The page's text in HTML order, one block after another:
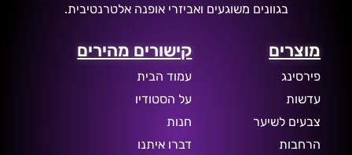
בגוונים משוגעים ואביזרי אופנה אלטרנטיבית.
מוצרים
פירסינג
עדשות
צבעים לשיער
הרחבות
קישורים מהירים
עמוד הבית
על הסטודיו
חנות
דברו איתנו